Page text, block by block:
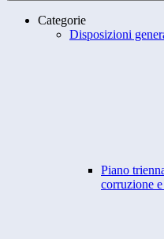
Categorie
Disposizioni
Piano
corruzione